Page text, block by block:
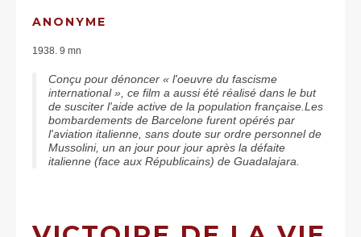
ANONYME
1938. 9 mn
Conçu pour dénoncer « l'oeuvre du fascisme
international », ce film a aussi été réalisé dans le but
de susciter l'aide active de la population française.Les
bombardements de Barcelone furent opérés par
l'aviation italienne, sans doute sur ordre personnel de
Mussolini, un an jour pour jour après la défaite
italienne (face aux Républicains) de Guadalajara.